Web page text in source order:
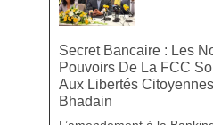
Secret Bancaire : Les
Pouvoirs De La FCC
Aux Libertés
Bhadain